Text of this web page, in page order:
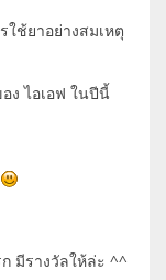
ช้ยาอย่างสมเหตุ
ง ไอเอฟ ในปีนี้
มีรางวัลให้ล่ะ ^^